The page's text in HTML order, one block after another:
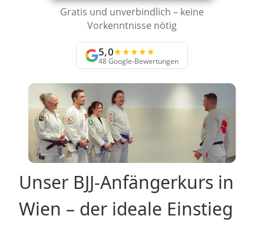
Gratis und unverbindlich – keine
Vorkenntnisse nötig
5,0★★★★★
48 Google-Bewertungen
Unser BJJ-Anfängerkurs in
Wien – der ideale Einstieg